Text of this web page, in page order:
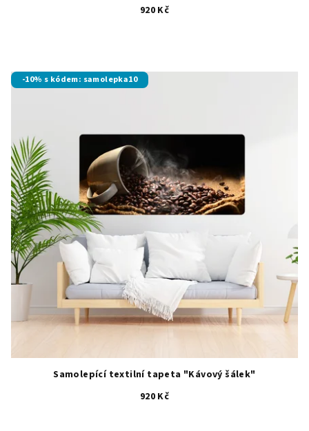
920 Kč
-10% s kódem: samolepka10
Samolepící textilní tapeta "Kávový šálek"
920 Kč